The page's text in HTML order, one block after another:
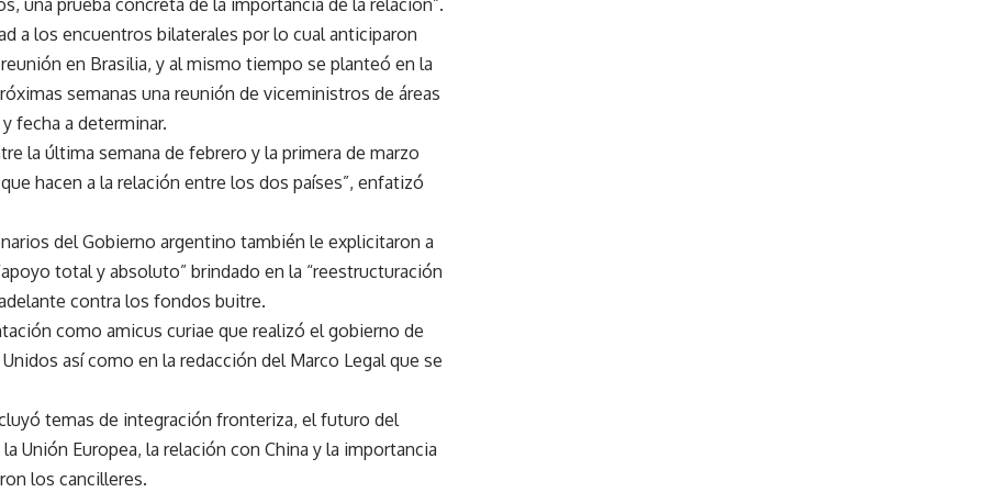
una prueba concreta de la importancia de la relación”.
a los encuentros bilaterales por lo cual anticiparon
en Brasilia, y al mismo tiempo se planteó en la
semanas una reunión de viceministros de áreas
fecha a determinar.
la última semana de febrero y la primera de marzo
hacen a la relación entre los dos países”, enfatizó
del Gobierno argentino también le explicitaron a
total y absoluto” brindado en la “reestructuración
contra los fondos buitre.
como amicus curiae que realizó el gobierno de
así como en la redacción del Marco Legal que se
temas de integración fronteriza, el futuro del
Unión Europea, la relación con China y la importancia
los cancilleres.